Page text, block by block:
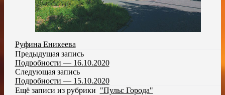
Руфина Еникеева
Предыдущая запись
Подробности — 16.10.2020
Следующая запись
Подробности — 15.10.2020
Ещё записи из рубрики "Пульс Города"